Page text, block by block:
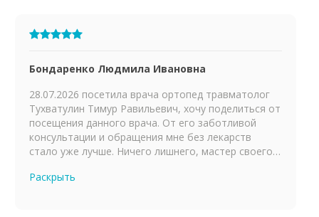
Бондаренко Людмила Ивановна
Раскрыть
28.07.2026 посетила врача ортопед травматолог
Тухватулин Тимур Равильевич, хочу поделиться от
посещения данного врача. От его заботливой
консультации и обращения мне без лекарств
стало уже лучше. Ничего лишнего, мастер своего